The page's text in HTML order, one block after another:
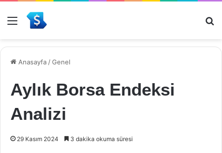
Menü
Anasayfa /Genel
Aylık Borsa Endeksi
Analizi
29 Kasım 2024 3 dakika okuma süresi